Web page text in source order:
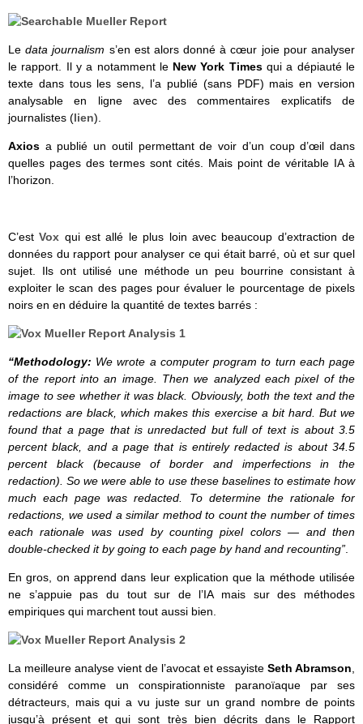
Ledata journalism s’en est alors donné à cœur joie pour analyser
le rapport. Il y a notamment le New York Timesqui a dépiauté le
texte dans tous les sens, l’a publié (sans PDF) mais en version
analysable en ligne avec des commentaires explicatifs de
journalistes (lien).
Axios a publié un outil permettant de voir d’un coup d’œil dans
quelles pages des termes sont cités. Mais point de véritable IA à
l’horizon.
C’estVox qui est allé le plus loin avec beaucoup d’extraction de
données du rapport pour analyser ce qui était barré, où et sur quel
sujet. Ils ont utilisé une méthode un peu bourrine consistant à
exploiter le scan des pages pour évaluer le pourcentage de pixels
noirs en en déduire la quantité de textes barrés :
“Methodology: We wrote a computer program to turn each page
of the report into an image. Then we analyzed each pixel of the
image to see whether it was black. Obviously, both the text and the
redactions are black, which makes this exercise a bit hard. But we
found that a page that is unredacted but full of text is about 3.5
percent black, and a page that is entirely redacted is about 34.5
percent black (because of border and imperfections in the
redaction). So we were able to use these baselines to estimate how
much each page was redacted. To determine the rationale for
redactions, we used a similar method to count the number of times
each rationale was used by counting pixel colors — and then
double-checked it by going to each page by hand and recounting”.
En gros, on apprend dans leur explication que la méthode utilisée
ne s’appuie pas du tout sur de l’IA mais sur des méthodes
empiriques qui marchent tout aussi bien.
La meilleure analyse vient de l’avocat et essayiste Seth Abramson,
considéré comme un conspirationniste paranoïaque par ses
détracteurs, mais qui a vu juste sur un grand nombre de points
jusqu’à présent et qui sont très bien décrits dans le Rapport